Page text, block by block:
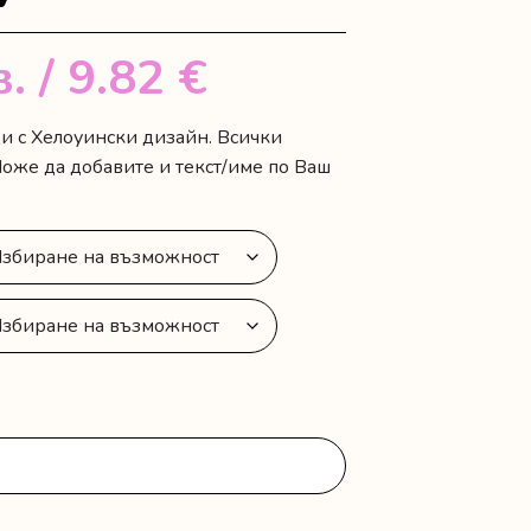
/ 9.82 €
с Хелоуински дизайн. Всички
да добавите и текст/име по Ваш